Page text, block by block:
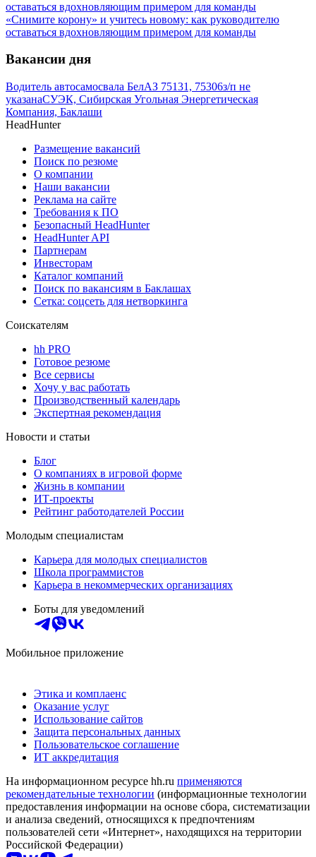
«Снимите корону» и учитесь новому: как руководителю
оставаться вдохновляющим примером для команды
Вакансии дня
Водитель автосамосвала БелАЗ 75131, 75306з/п не
указанаСУЭК, Сибирская Угольная Энергетическая
Компания, Баклаши
HeadHunter
Размещение вакансий
Поиск по резюме
О компании
Наши вакансии
Реклама на сайте
Требования к ПО
Безопасный HeadHunter
HeadHunter API
Партнерам
Инвесторам
Каталог компаний
Поиск по вакансиям в Баклашах
Сетка: соцсеть для нетворкинга
Соискателям
hh PRO
Готовое резюме
Все сервисы
Хочу у вас работать
Производственный календарь
Экспертная рекомендация
Новости и статьи
Блог
О компаниях в игровой форме
Жизнь в компании
ИТ-проекты
Рейтинг работодателей России
Молодым специалистам
Карьера для молодых специалистов
Школа программистов
Карьера в некоммерческих организациях
Боты для уведомлений
Мобильное приложение
Этика и комплаенс
Оказание услуг
Использование сайтов
Защита персональных данных
Пользовательское соглашение
ИТ аккредитация
На информационном ресурсе hh.ru применяются
рекомендательные технологии (информационные технологии
предоставления информации на основе сбора, систематизации
и анализа сведений, относящихся к предпочтениям
пользователей сети «Интернет», находящихся на территории
Российской Федерации)